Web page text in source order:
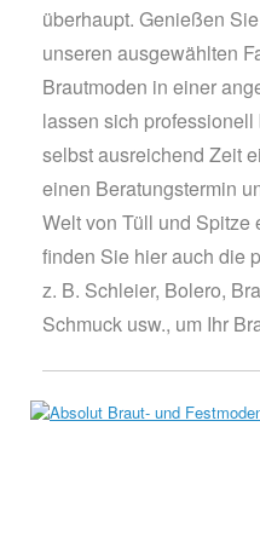
überhaupt. Genießen
unseren ausgewählten
Brautmoden in einer
lassen sich
selbst ausreichend Zeit
einen Beratungstermin
Welt von Tüll und Spitze
finden Sie hier auch die
z. B. Schleier, Bolero,
Schmuck usw., um Ihr